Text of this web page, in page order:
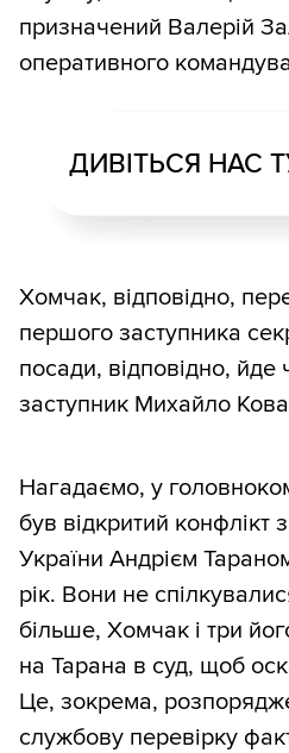
призначений Валерій
оперативного
ДИВІТЬСЯ НАС
Хомчак, відповідно,
першого заступника
посади, відповідно,
заступник Михайло
Нагадаємо, у
був відкритий конфлікт
України Андрієм
рік. Вони не
більше, Хомчак і три
на Тарана в суд, щоб
Це, зокрема,
службову перевірку